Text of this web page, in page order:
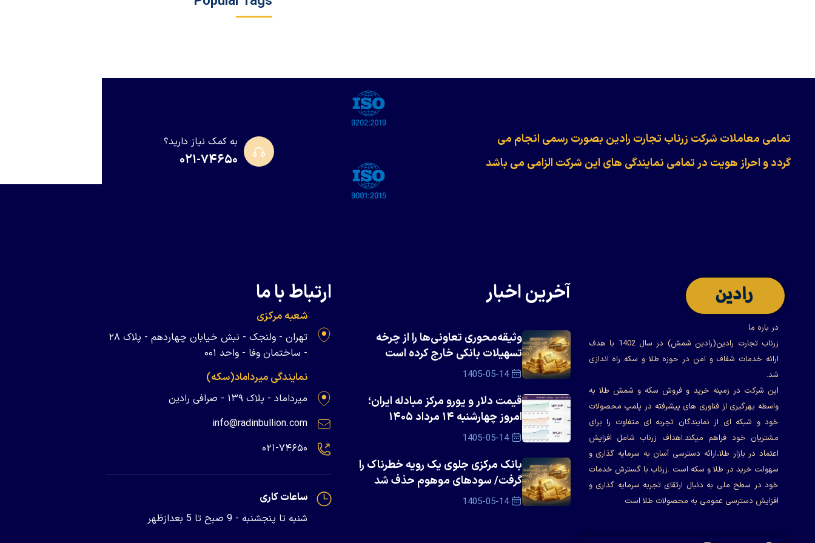
​​​​​​تمامی معاملات شرکت زرناب تجارت رادین بصورت رسمی انجام می
گردد و احراز هویت در تمامی نمایندگی های این شرکت الزامی می باشد
به کمک نیاز دارید؟
۰۲۱-۷۴۶۵۰
در باره ما
زرناب تجارت رادین(رادین شمش) در سال 1402 با هدف
ارائه خدمات شفاف و امن در حوزه طلا و سکه راه اندازی
شد.
این شرکت در زمینه خرید و فروش سکه و شمش طلا به
واسطه بهرگیری از فناوری های پیشرفته در پلمپ محصولات
خود و شبکه ای از نمایندگان تجربه ای متفاوت را برای
مشتریان خود فراهم میکند.اهداف زرناب شامل افزایش
اعتماد در بازار طلا،ارائه دسترسی آسان به سرمایه گذاری و
سهولت خرید در طلا و سکه است .زرناب با گسترش خدمات
خود در سطح ملی به دنبال ارتقای تجربه سرمایه گذاری و
افزایش دسترسی عمومی به محصولات طلا است
آخرین اخبار
وثیقه‌محوری تعاونی‌ها را از چرخه
تسهیلات بانکی خارج کرده است
1405-05-14
قیمت دلار و یورو مرکز مبادله ایران؛
امروز چهارشنبه ۱۴ مرداد ۱۴۰۵
1405-05-14
بانک مرکزی جلوی یک رویه خطرناک را
گرفت/ سود‌های موهوم حذف شد
1405-05-14
ارتباط با ما
شعبه مرکزی
تهران - ولنجک - نبش خیابان چهاردهم - پلاک ۲۸
- ساختمان وفا - واحد ۰۰۱
نمایندگی میرداماد(سکه)
میرداماد - پلاک ۱۳۹ - صرافی رادین
info@radinbullion.com
۰۲۱-۷۴۶۵۰
ساعات کاری
شنبه تا پنجشنبه - 9 صبح تا 5 بعدازظهر